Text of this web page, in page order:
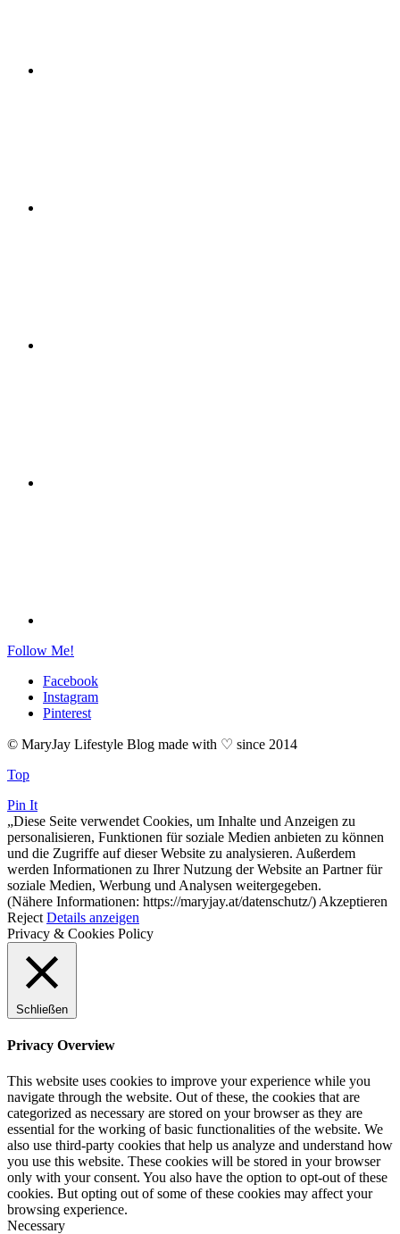
Follow Me!
Facebook
Instagram
Pinterest
© MaryJay Lifestyle Blog made with ♡ since 2014
Top
Pin It
„Diese Seite verwendet Cookies, um Inhalte und Anzeigen zu
personalisieren, Funktionen für soziale Medien anbieten zu können
und die Zugriffe auf dieser Website zu analysieren. Außerdem
werden Informationen zu Ihrer Nutzung der Website an Partner für
soziale Medien, Werbung und Analysen weitergegeben.
(Nähere Informationen: https://maryjay.at/datenschutz/) Akzeptieren
Reject Details anzeigen
Privacy & Cookies Policy
Schließen
Privacy Overview
This website uses cookies to improve your experience while you
navigate through the website. Out of these, the cookies that are
categorized as necessary are stored on your browser as they are
essential for the working of basic functionalities of the website. We
also use third-party cookies that help us analyze and understand how
you use this website. These cookies will be stored in your browser
only with your consent. You also have the option to opt-out of these
cookies. But opting out of some of these cookies may affect your
browsing experience.
Necessary